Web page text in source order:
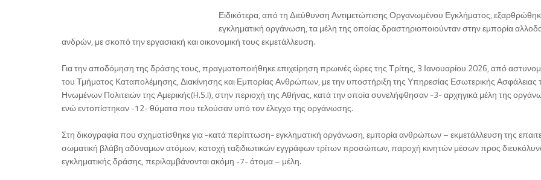
Ειδικότερα, από τη Διεύθυνση Αντιμετώπισης Οργανωμένου Εγκλήματος,
εγκληματική οργάνωση, τα μέλη της οποίας δραστηριοποιούνταν στην εμπορία
ανδρών, με σκοπό την εργασιακή και οικονομική τους εκμετάλλευση.
Για την αποδόμηση της δράσης τους, πραγματοποιήθηκε επιχείρηση πρωινές ώρες της Τρίτης, 3 Ιανουαρίου 2026, από
του Τμήματος Καταπολέμησης, Διακίνησης και Εμπορίας Ανθρώπων, με την υποστήριξη της Υπηρεσίας Εσωτερικής Ασφάλειας
Ηνωμένων Πολιτειών της Αμερικής(H.S.I), στην περιοχή της Αθήνας, κατά την οποία συνελήφθησαν -3- αρχηγικά μέλη της
ενώ εντοπίστηκαν -12- θύματα που τελούσαν υπό τον έλεγχο της οργάνωσης.
Στη δικογραφία που σχηματίσθηκε για -κατά περίπτωση- εγκληματική οργάνωση, εμπορία ανθρώπων – εκμετάλλευση της
σωματική βλάβη αδύναμων ατόμων, κατοχή ταξιδιωτικών εγγράφων τρίτων προσώπων, παροχή κινητών μέσων προς
εγκληματικής δράσης, περιλαμβάνονται ακόμη -7- άτομα – μέλη.